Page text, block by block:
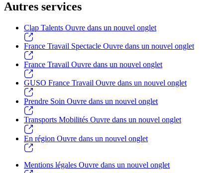
Autres services
Clap Talents Ouvre dans un nouvel onglet
France Travail Spectacle Ouvre dans un nouvel onglet
France Travail Ouvre dans un nouvel onglet
GUSO France Travail Ouvre dans un nouvel onglet
Prendre Soin Ouvre dans un nouvel onglet
Transports Mobilités Ouvre dans un nouvel onglet
En région Ouvre dans un nouvel onglet
Mentions légales Ouvre dans un nouvel onglet